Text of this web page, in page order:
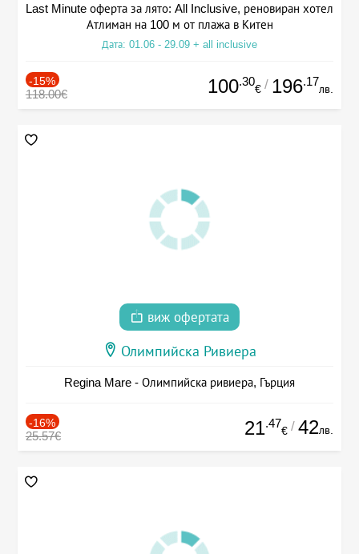
Last Minute оферта за лято: All Inclusive, реновиран хотел
Атлиман на 100 м от плажа в Китен
Дата: 01.06 - 29.09 + all inclusive
-15%
118.00€ 100.30
€ / 196.17
лв.
виж офертата
Олимпийска Ривиера
Regina Mare - Олимпийска ривиера, Гърция
-16%
25.57€ 21.47
€ / 42лв.